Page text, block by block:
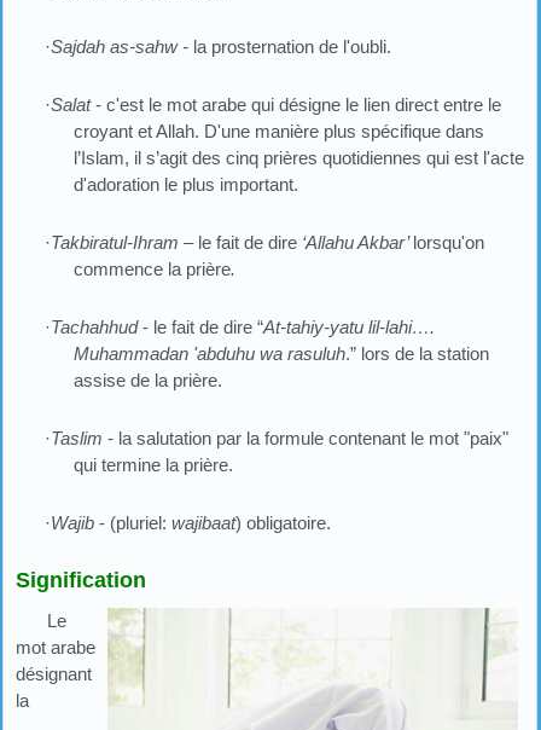
·Sajdah as-sahw - la prosternation de l'oubli.
·Salat- c'est le mot arabe qui désigne le lien direct entre le
croyant et Allah. D'une manière plus spécifique dans
l’Islam, il s’agit des cinq prières quotidiennes qui est l'acte
d'adoration le plus important.
·Takbiratul-Ihram – le fait de dire ‘Allahu Akbar’lorsqu'on
commence la prière.
·Tachahhud- le fait de dire “At-tahiy-yatu lil-lahi….
Muhammadan 'abduhu wa rasuluh.” lors de la station
assise de la prière.
·Taslim - la salutation par la formule contenant le mot "paix"
qui termine la prière.
·Wajib - (pluriel: wajibaat) obligatoire.
Signification
Le
mot arabe
désignant
la